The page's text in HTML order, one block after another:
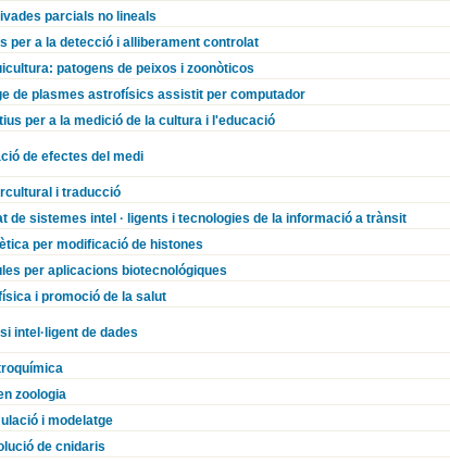
parcials no lineals
per a la detecció i alliberament controlat
patogens de peixos i zoonòticos
de plasmes astrofísics assistit per computador
per a la medició de la cultura i l'educació
de efectes del medi
i traducció
de sistemes intel · ligents i tecnologies de la informació a trànsit
per modificació de histones
per aplicacions biotecnológiques
i promoció de la salut
intel·ligent de dades
zoologia
i modelatge
de cnidaris